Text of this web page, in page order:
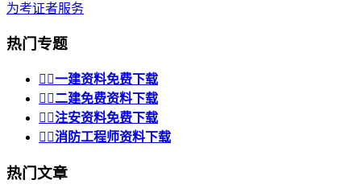
为考证者服务
热门专题
 一建资料免费下载
 二建免费资料下载
 注安资料免费下载
 消防工程师资料下载
热门文章